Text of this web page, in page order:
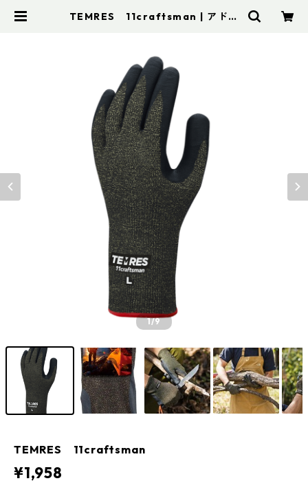
TEMRES 11craftsman | アドス
1/9
TEMRES 11craftsman
¥1,958